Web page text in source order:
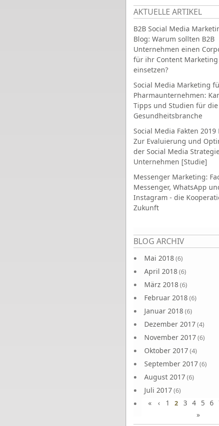
AKTUELLE ARTIKEL
B2B Social Media
Blog: Warum sollten B2B
Unternehmen einen
für ihr Content Marketing
einsetzen?
Social Media Marketing
Pharmaunternehmen:
Tipps und Studien für die
Gesundheitsbranche
Social Media Fakten 2019
Zur Evaluierung und
der Social Media
Unternehmen [Studie]
Messenger Marketing:
Messenger, WhatsApp
Instagram - die
Zukunft
BLOG ARCHIV
Mai 2018(6)
April 2018(6)
März 2018(6)
Februar 2018(6)
Januar 2018(6)
Dezember 2017(4)
November 2017(6)
Oktober 2017(4)
September 2017(6)
August 2017(6)
Juli 2017(6)
Juni 2017(6)
Seiten
« ‹ 1 2 3 4 5 6
»